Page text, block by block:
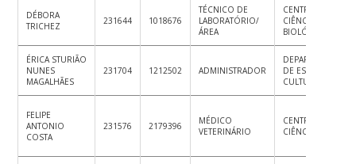
DÉBORA
TRICHEZ
231644 1018676
TÉCNICO DE
LABORATÓRIO/
ÁREA
CENTRO DE
CIÊNCIAS
BIOLÓGICAS
ÉRICA STURIÃO
NUNES
MAGALHÃES
231704 1212502 ADMINISTRADOR
DEPARTAMENTO
DE ESPORTE,
CULTURA E LAZER
FELIPE
ANTONIO
COSTA
231576 2179396
MÉDICO
VETERINÁRIO
CENTRO DE
CIÊNCIAS RURAIS